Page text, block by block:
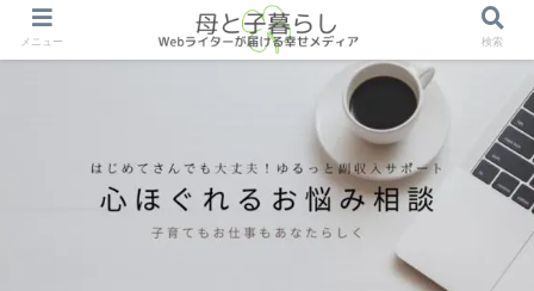
メニュー 検索